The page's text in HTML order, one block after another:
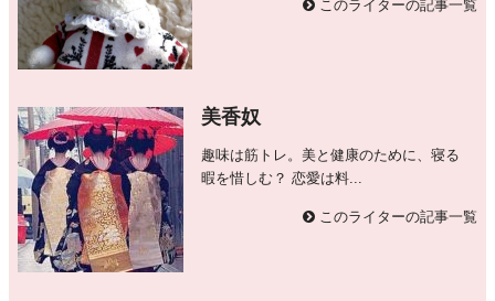
このライターの記事一覧
美香奴
趣味は筋トレ。美と健康のために、寝る
暇を惜しむ？ 恋愛は料...
このライターの記事一覧